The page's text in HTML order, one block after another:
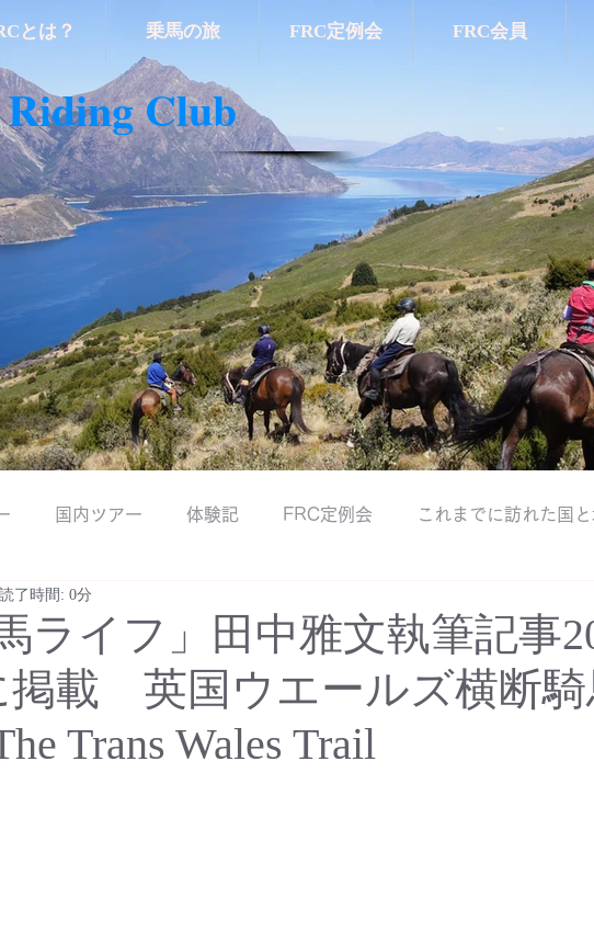
Club
とは？ 乗馬の旅 FRC定例会 FRC会員
国内ツアー 体験記 FRC定例会 これまでに訪れた国
ライフ」田中雅文執筆記事
掲載 英国ウエールズ横断騎
Trans Wales Trail
読了時間: 0分